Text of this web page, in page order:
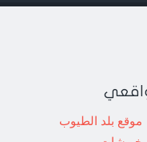
موقع بلد الطيوب